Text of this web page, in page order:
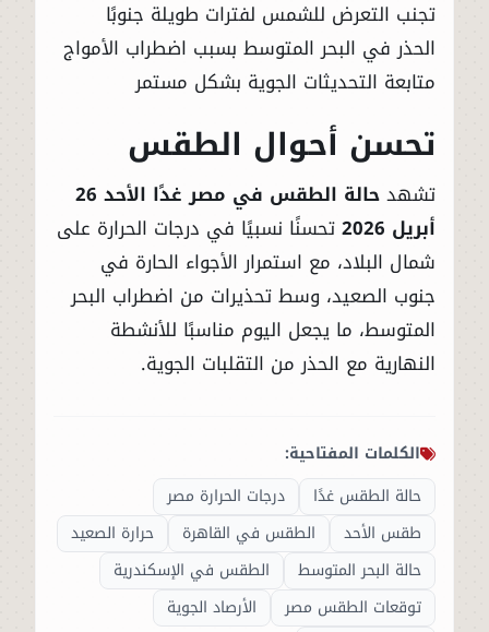
تجنب التعرض للشمس لفترات طويلة جنوبًا
الحذر في البحر المتوسط بسبب اضطراب الأمواج
متابعة التحديثات الجوية بشكل مستمر
تحسن أحوال الطقس
تشهد
حالة الطقس في مصر غدًا الأحد 26
أبريل 2026
تحسنًا نسبيًا في درجات الحرارة على
شمال البلاد، مع استمرار الأجواء الحارة في
جنوب الصعيد، وسط تحذيرات من اضطراب البحر
المتوسط، ما يجعل اليوم مناسبًا للأنشطة
النهارية مع الحذر من التقلبات الجوية.
الكلمات المفتاحية:
حالة الطقس غدًا
درجات الحرارة مصر
طقس الأحد
الطقس في القاهرة
حرارة الصعيد
حالة البحر المتوسط
الطقس في الإسكندرية
توقعات الطقس مصر
الأرصاد الجوية